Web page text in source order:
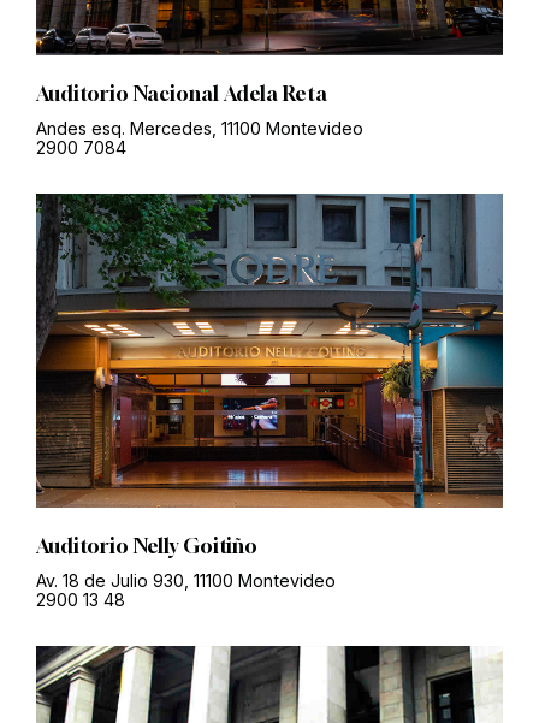
Auditorio Nacional Adela Reta
Andes esq. Mercedes, 11100 Montevideo
2900 7084
Auditorio Nelly Goitiño
Av. 18 de Julio 930, 11100 Montevideo
2900 13 48